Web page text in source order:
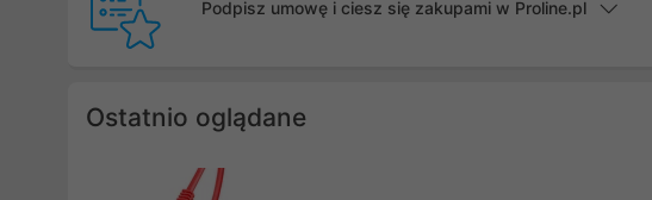
Podpisz umowę i ciesz się zakupami w Proline.pl
Ostatnio oglądane